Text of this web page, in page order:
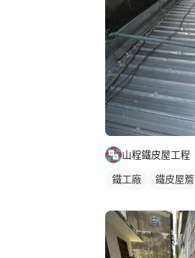
山程鐵皮屋工程
鐵工廠 鐵皮屋簷